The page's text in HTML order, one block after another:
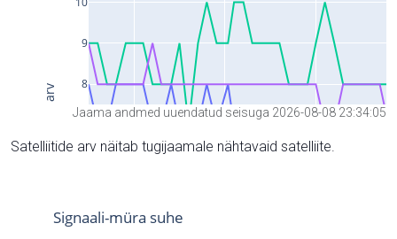
Jaama andmed uuendatud seisuga 2026-08-08 23:34:05
Satelliitide arv näitab tugijaamale nähtavaid satelliite.